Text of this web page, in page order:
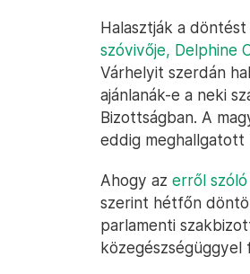
Halasztják a
szóvivője, Delphine
Várhelyit szerdán
ajánlanák-e a neki
Bizottságban. A
eddig
Ahogy az erről
szerint hétfőn
parlamenti
közegészségüggyel